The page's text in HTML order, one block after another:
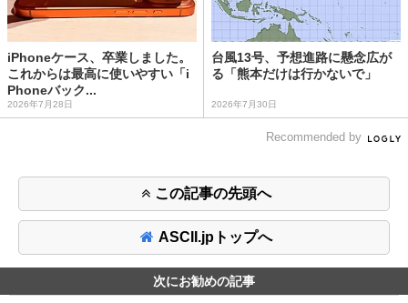
iPhoneケース、卒業しました。
これからは最高に使いやすい「i
Phoneバック...
2026年7月28日
台風13号、予想進路に懸念広が
る「熊本だけは行かないで」
2026年7月30日
Recommended by
この記事の先頭へ
ASCII.jpトップへ
次にお勧めの記事